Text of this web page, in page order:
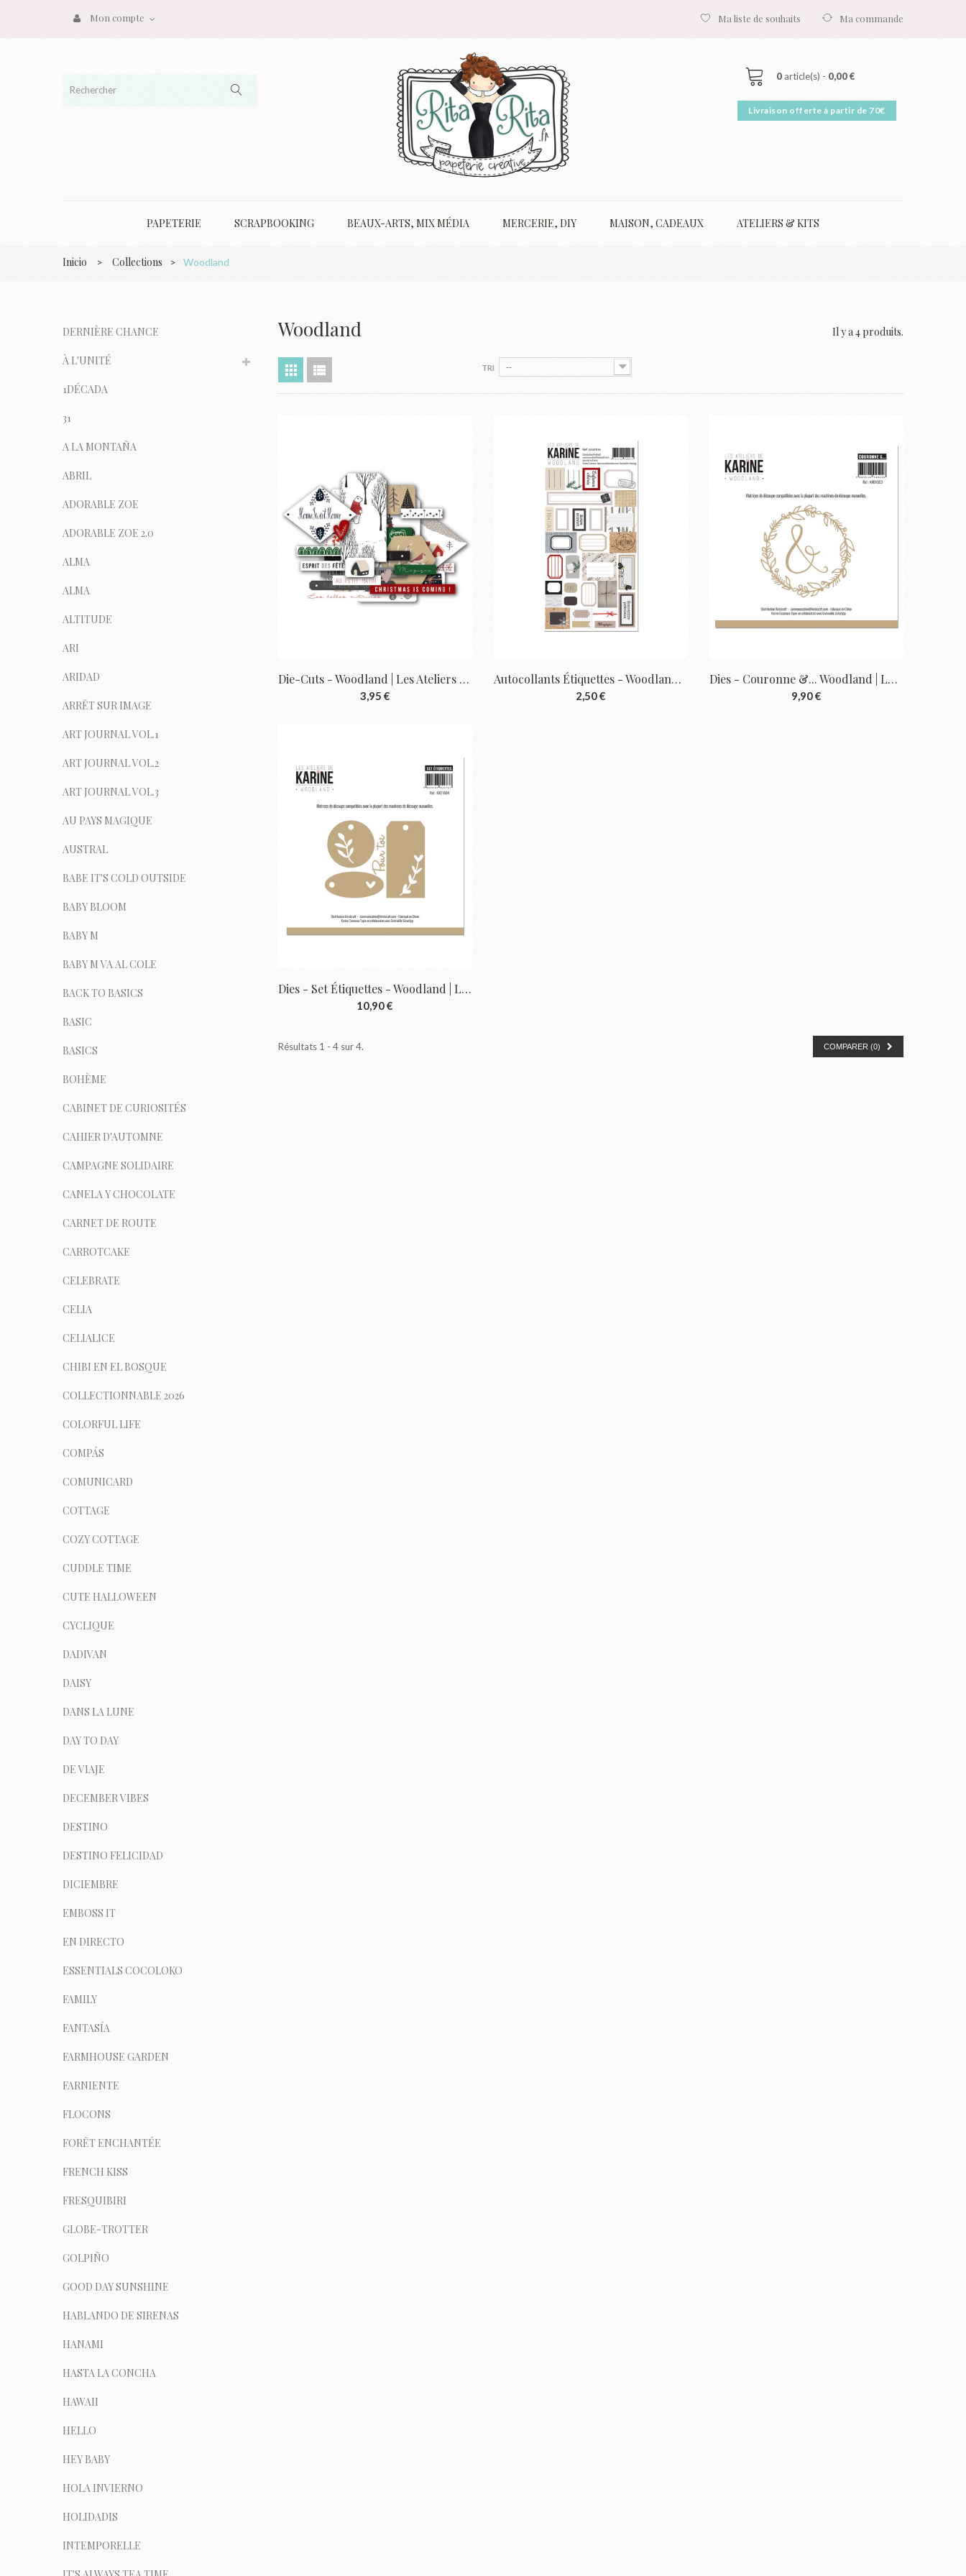
Mon compte Ma commande
Ma liste de souhaits
0 article(s) - 0,00 €
PAPETERIE SCRAPBOOKING BEAUX-ARTS, MIX MÉDIA MERCERIE, DIY MAISON, CADEAUX ATELIERS & KITS
Inicio > Collections > Woodland
DERNIÈRE CHANCE
À L'UNITÉ
1DÉCADA
31
A LA MONTAÑA
ABRIL
ADORABLE ZOE
ADORABLE ZOE 2.0
ALMA
ALMA
ALTITUDE
ARI
ARIDAD
ARRÊT SUR IMAGE
ART JOURNAL VOL.1
ART JOURNAL VOL.2
ART JOURNAL VOL.3
AU PAYS MAGIQUE
AUSTRAL
BABE IT'S COLD OUTSIDE
BABY BLOOM
BABY M
BABY M VA AL COLE
BACK TO BASICS
BASIC
BASICS
BOHÈME
CABINET DE CURIOSITÉS
CAHIER D'AUTOMNE
CAMPAGNE SOLIDAIRE
CANELA Y CHOCOLATE
CARNET DE ROUTE
CARROTCAKE
CELEBRATE
CELIA
CELIALICE
CHIBI EN EL BOSQUE
COLLECTIONNABLE 2026
COLORFUL LIFE
COMPÁS
COMUNICARD
COTTAGE
COZY COTTAGE
CUDDLE TIME
CUTE HALLOWEEN
CYCLIQUE
DADIVAN
DAISY
DANS LA LUNE
DAY TO DAY
DE VIAJE
DECEMBER VIBES
DESTINO
DESTINO FELICIDAD
DICIEMBRE
EMBOSS IT
EN DIRECTO
ESSENTIALS COCOLOKO
FAMILY
FANTASÍA
FARMHOUSE GARDEN
FARNIENTE
FLOCONS
FORÊT ENCHANTÉE
FRENCH KISS
FRESQUIBIRI
GLOBE-TROTTER
GOLPIÑO
GOOD DAY SUNSHINE
HABLANDO DE SIRENAS
HANAMI
HASTA LA CONCHA
HAWAII
HELLO
HEY BABY
HOLA INVIERNO
HOLIDADIS
INTEMPORELLE
Woodland Il y a 4 produits.
TRI --
Die-Cuts - Woodland | Les Ateliers De Karine
3,95 €
Autocollants Étiquettes - Woodland | Les...
2,50 €
Dies - Couronne &... Woodland | Les...
9,90 €
Dies - Set Étiquettes - Woodland | Les...
10,90 €
COMPARER (0)
Résultats 1 - 4 sur 4.